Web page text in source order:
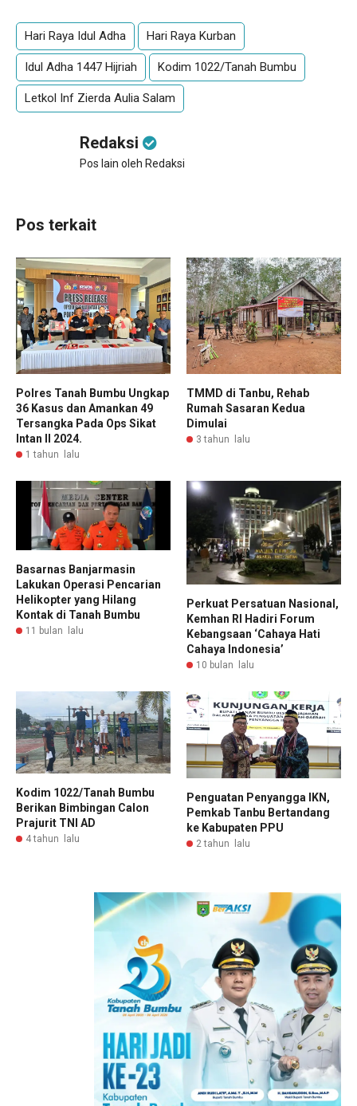
Hari Raya Idul Adha Hari Raya Kurban
Idul Adha 1447 Hijriah Kodim 1022/Tanah Bumbu
Letkol Inf Zierda Aulia Salam
Redaksi
Pos lain oleh Redaksi
Pos terkait
Polres Tanah Bumbu Ungkap
36 Kasus dan Amankan 49
Tersangka Pada Ops Sikat
Intan II 2024.
1 tahun lalu
TMMD di Tanbu, Rehab
Rumah Sasaran Kedua
Dimulai
3 tahun lalu
Basarnas Banjarmasin
Lakukan Operasi Pencarian
Helikopter yang Hilang
Kontak di Tanah Bumbu
11 bulan lalu
Perkuat Persatuan Nasional,
Kemhan RI Hadiri Forum
Kebangsaan ‘Cahaya Hati
Cahaya Indonesia’
10 bulan lalu
Kodim 1022/Tanah Bumbu
Berikan Bimbingan Calon
Prajurit TNI AD
4 tahun lalu
Penguatan Penyangga IKN,
Pemkab Tanbu Bertandang
ke Kabupaten PPU
2 tahun lalu